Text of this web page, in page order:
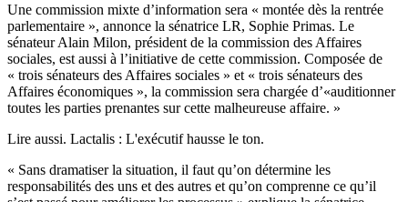
Une commission mixte d’information sera « montée dès la rentrée
parlementaire », annonce la sénatrice LR, Sophie Primas. Le
sénateur Alain Milon, président de la commission des Affaires
sociales, est aussi à l’initiative de cette commission. Composée de
« trois sénateurs des Affaires sociales » et « trois sénateurs des
Affaires économiques », la commission sera chargée d’«auditionner
toutes les parties prenantes sur cette malheureuse affaire. »
Lire aussi. Lactalis : L'exécutif hausse le ton.
« Sans dramatiser la situation, il faut qu’on détermine les
responsabilités des uns et des autres et qu’on comprenne ce qu’il